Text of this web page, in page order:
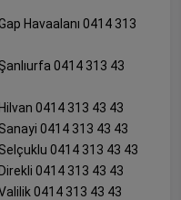
Havaalanı 0414 313
0414 313 43
0414 313 43 43
0414 313 43 43
0414 313 43 43
0414 313 43 43
0414 313 43 43